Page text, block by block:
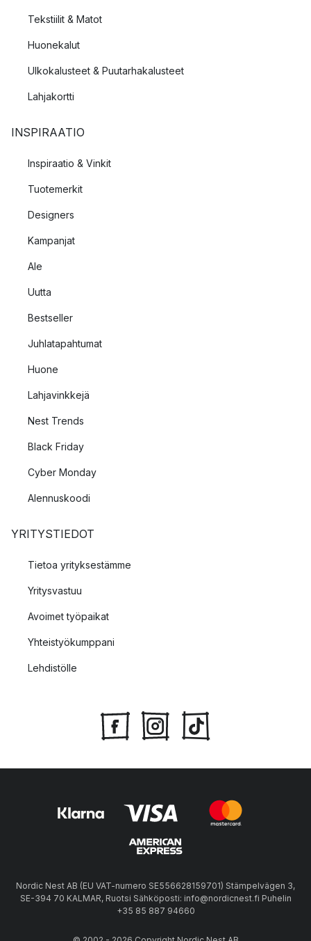
Tekstiilit & Matot
Huonekalut
Ulkokalusteet & Puutarhakalusteet
Lahjakortti
INSPIRAATIO
Inspiraatio & Vinkit
Tuotemerkit
Designers
Kampanjat
Ale
Uutta
Bestseller
Juhlatapahtumat
Huone
Lahjavinkkejä
Nest Trends
Black Friday
Cyber Monday
Alennuskoodi
YRITYSTIEDOT
Tietoa yrityksestämme
Yritysvastuu
Avoimet työpaikat
Yhteistyökumppani
Lehdistölle
Nordic Nest AB (EU VAT-numero SE556628159701) Stämpelvägen 3,
SE-394 70 KALMAR, Ruotsi Sähköposti: info@nordicnest.fi Puhelin
+35 85 887 94660